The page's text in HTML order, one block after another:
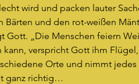
wird und packen lauter
und den rot-weißen
Gott. „Die Menschen feiern
verspricht Gott ihm
Orte und nimmt
ganz richtig…